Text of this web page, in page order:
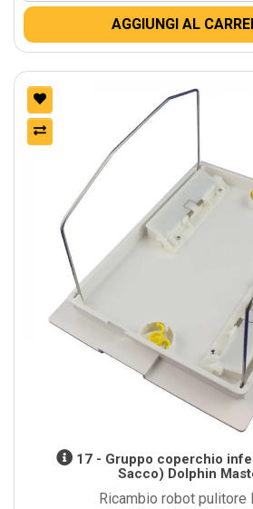
AGGIUNGI AL
17 - Gruppo coperchio
Sacco) Dolphin
Ricambio robot pulitore